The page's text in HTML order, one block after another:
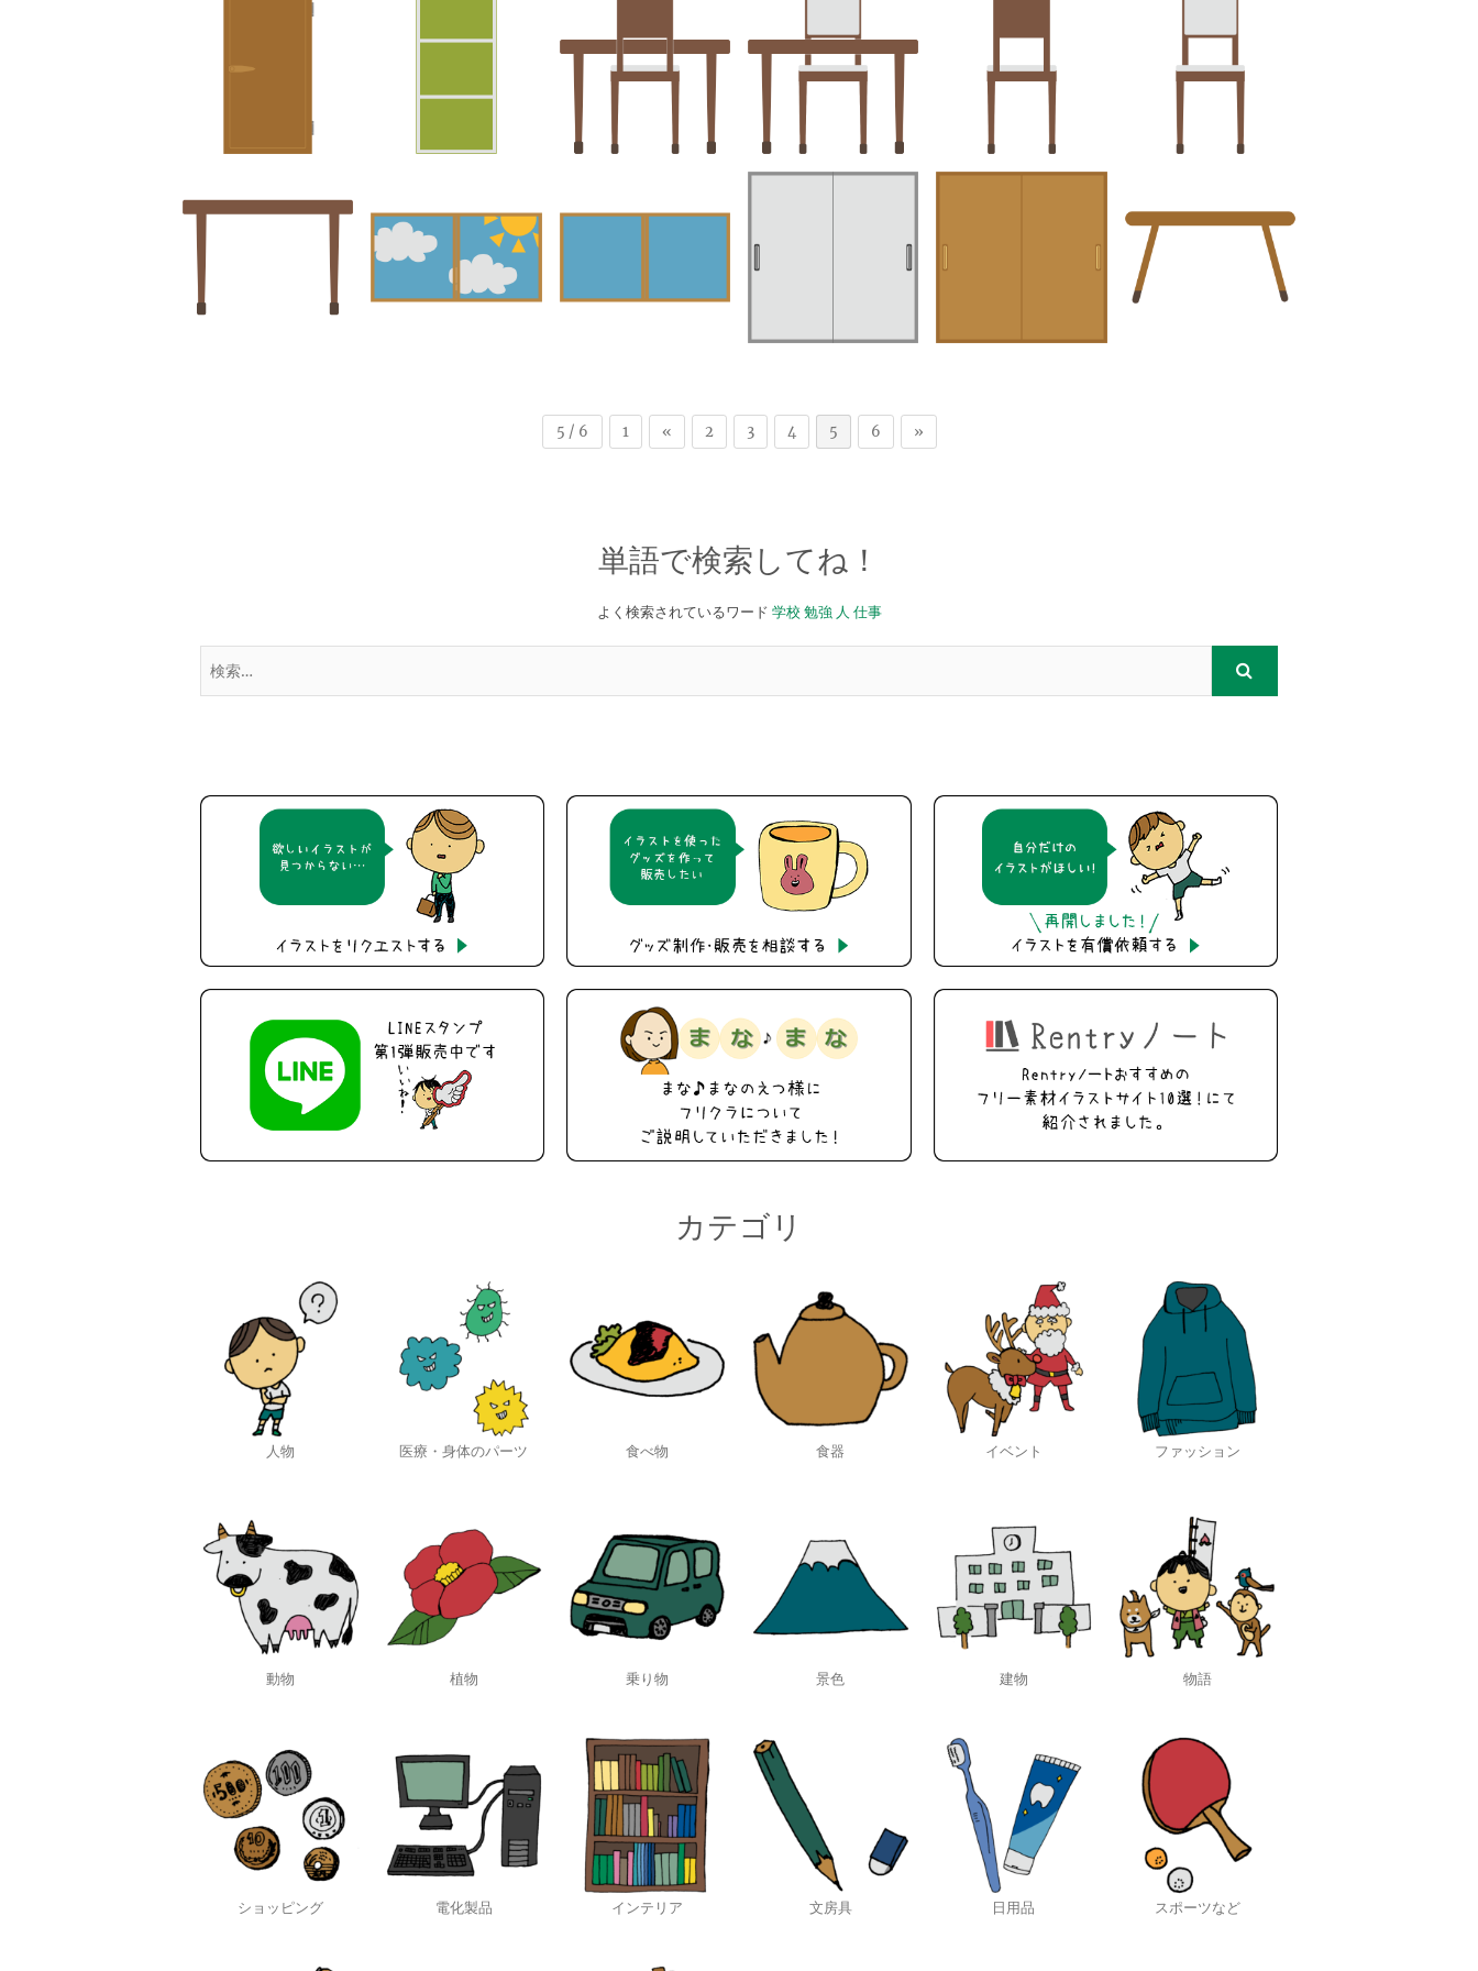
5 / 6 1 « 2 3 4 5 6 »
単語で検索してね！
よく検索されているワード 学校 勉強 人 仕事
カテゴリ
人物 医療・身体のパーツ 食べ物 食器 イベント ファッション
動物 植物 乗り物 景色 建物 物語
ショッピング 電化製品 インテリア 文房具 日用品 スポーツなど